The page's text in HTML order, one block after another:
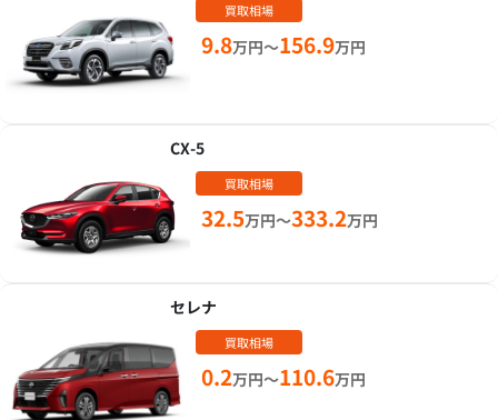
買取相場
9.8万円～156.9万円
CX-5
買取相場
32.5万円～333.2万円
セレナ
買取相場
0.2万円～110.6万円